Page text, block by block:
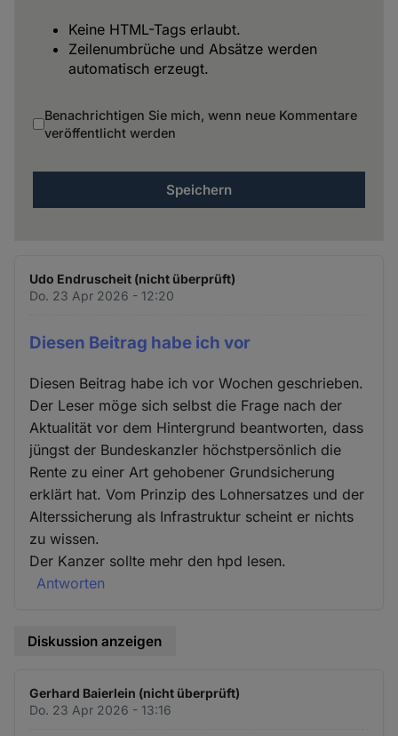
Keine HTML-Tags erlaubt.
Zeilenumbrüche und Absätze werden
automatisch erzeugt.
Benachrichtigen Sie mich, wenn neue Kommentare
veröffentlicht werden
Udo Endruscheit (nicht überprüft)
Do. 23 Apr 2026 - 12:20
Diesen Beitrag habe ich vor
Diesen Beitrag habe ich vor Wochen geschrieben.
Der Leser möge sich selbst die Frage nach der
Aktualität vor dem Hintergrund beantworten, dass
jüngst der Bundeskanzler höchstpersönlich die
Rente zu einer Art gehobener Grundsicherung
erklärt hat. Vom Prinzip des Lohnersatzes und der
Alterssicherung als Infrastruktur scheint er nichts
zu wissen.
Der Kanzer sollte mehr den hpd lesen.
Antworten
Diskussion anzeigen
Gerhard Baierlein (nicht überprüft)
Do. 23 Apr 2026 - 13:16